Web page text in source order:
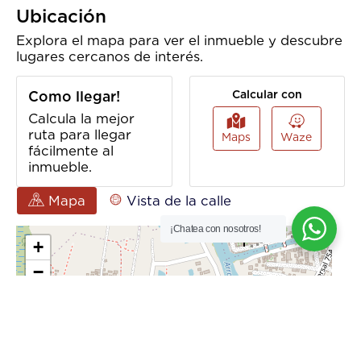
Cercano
Ubicación
Explora el mapa para ver el inmueble y descubre
lugares cercanos de interés.
Como llegar!
Calcula la mejor
ruta para llegar
fácilmente al
inmueble.
Calcular con
Maps Waze
Mapa Vista de la calle
¡Chatea con nosotros!